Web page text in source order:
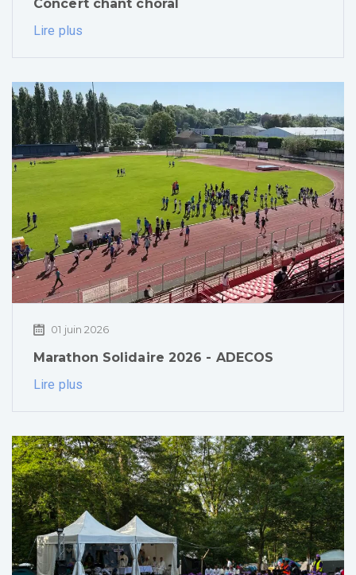
Concert chant choral
Lire plus
01 juin 2026
Marathon Solidaire 2026 - ADECOS
Lire plus